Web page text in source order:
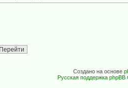
Создано на основе
Русская поддержка phpBB